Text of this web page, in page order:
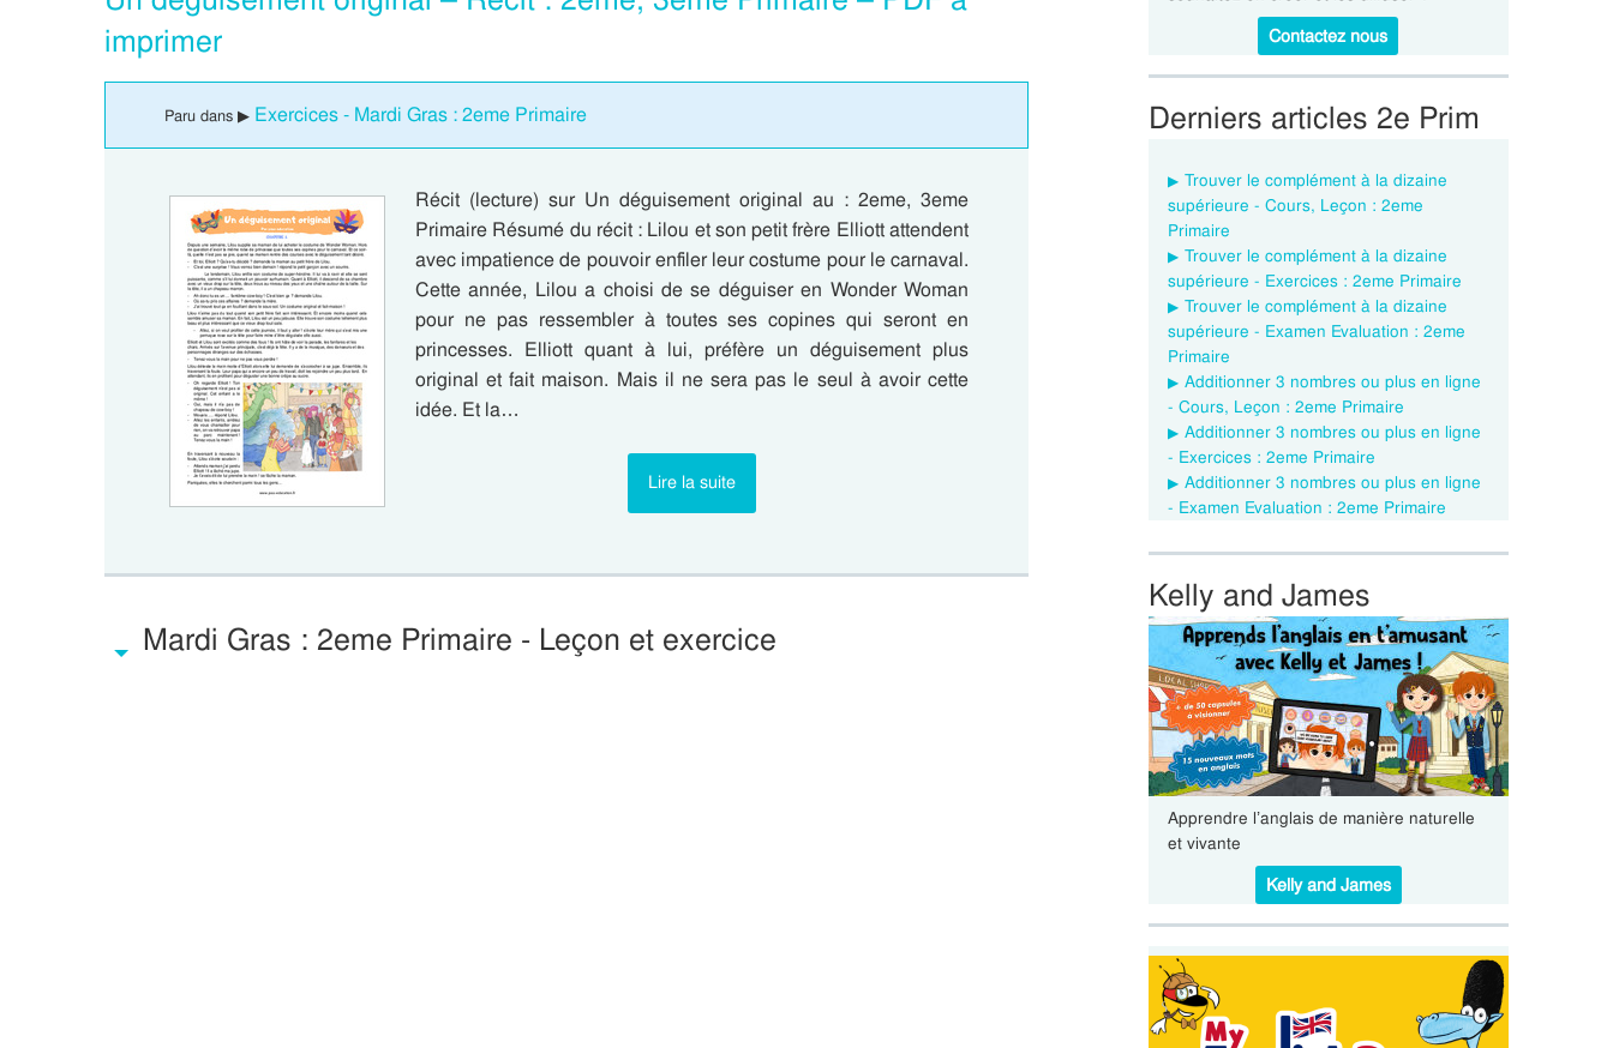
imprimer
Paru dans ▶ Exercices - Mardi Gras : 2eme Primaire
Récit (lecture) sur Un déguisement original au : 2eme, 3eme
Primaire Résumé du récit : Lilou et son petit frère Elliott attendent
avec impatience de pouvoir enfiler leur costume pour le carnaval.
Cette année, Lilou a choisi de se déguiser en Wonder Woman
pour ne pas ressembler à toutes ses copines qui seront en
princesses. Elliott quant à lui, préfère un déguisement plus
original et fait maison. Mais il ne sera pas le seul à avoir cette
idée. Et la…
Lire la suite
Mardi Gras : 2eme Primaire - Leçon et exercice
Contactez nous
Derniers articles 2e Prim
Trouver le complément à la dizaine
supérieure - Cours, Leçon : 2eme
Primaire
Trouver le complément à la dizaine
supérieure - Exercices : 2eme Primaire
Trouver le complément à la dizaine
supérieure - Examen Evaluation : 2eme
Primaire
Additionner 3 nombres ou plus en ligne
- Cours, Leçon : 2eme Primaire
Additionner 3 nombres ou plus en ligne
- Exercices : 2eme Primaire
Additionner 3 nombres ou plus en ligne
- Examen Evaluation : 2eme Primaire
Kelly and James
Apprendre l’anglais de manière naturelle
et vivante
Kelly and James